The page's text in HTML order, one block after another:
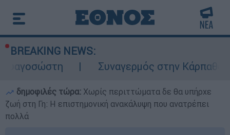
BREAKING NEWS:
Συναγερμός στην Κάρπαθο: Βρέθηκαν
δημοφιλές τώρα: Χωρίς περιττώματα δε θα υπήρχε
ζωή στη Γη: Η επιστημονική ανακάλυψη που ανατρέπει
πολλά